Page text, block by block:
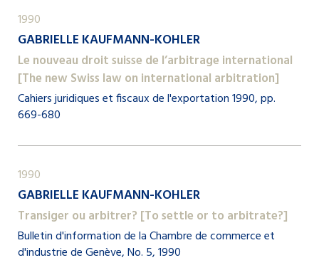
1990
GABRIELLE KAUFMANN-KOHLER
Le nouveau droit suisse de l’arbitrage international
[The new Swiss law on international arbitration]
Cahiers juridiques et fiscaux de l'exportation 1990, pp.
669-680
1990
GABRIELLE KAUFMANN-KOHLER
Transiger ou arbitrer? [To settle or to arbitrate?]
Bulletin d'information de la Chambre de commerce et
d'industrie de Genève, No. 5, 1990